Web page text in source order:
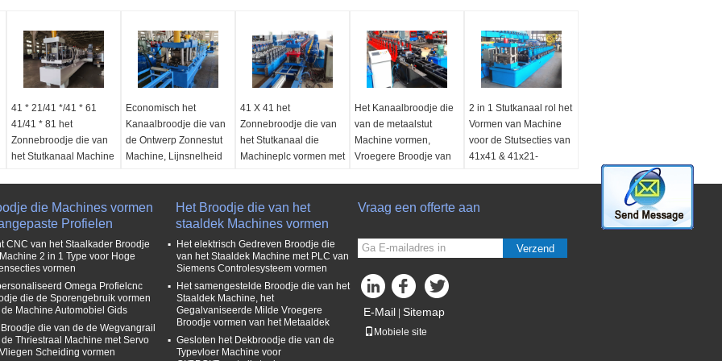
41 * 21/41 */41 * 61
41/41 * 81 het
Zonnebroodje die van
het Stutkanaal Machine
vormen
Machinetype:Wals het
vormen van machine
koud
Functie:Voor het
veroorzaken van 21mm
& 41mm stutkanalen
Automatisch PLC
controlesysteem
Economisch het
Kanaalbroodje die van
de Ontwerp Zonnestut
Machine, Lijnsnelheid
voor het veroorzaken
van zonnestutkanalen
Control System: PLC
besturing systeem
Drive System:
Elektrisch
kettingoverbrenging
Ponsensysteem:
hydraulisch
ponsensysteem
41 X 41 het
Zonnebroodje die van
het Stutkanaal die
Machineplc vormen met
Andere Naam:De
Steunkader Rollformer
van de
zonnepaneelstut
Gebruik:Gebruikt om
41 x41-stutkanalen te
veroorzaken
Control System:PLC
besturing systeem
aandrijving:
Het Kanaalbroodje die
van de metaalstut
Machine vormen,
Vroegere Broodje van
Andere Naam:Het
kanaal dat van de
staalstut machine
Gebruik: Veroorzakend
voor steunregelingen
Control System:
2 in 1 Stutkanaal rol het
Vormen van Machine
voor de Stutsecties van
41x41 & 41x21-
veroorzaken
Tweelingrijtype
die Machines vormen
Profielen
CNC van het Staalkader Broodje
2 in 1 Type voor Hoge
vormen
Omega Profielcnc
die de Sporengebruik vormen
Machine Automobiel Gids
Broodje die van de de Wegvangrail
Thriestraal Machine met Servo
Scheiding vormen
Het Broodje die van het
staaldek Machines vormen
Het elektrisch Gedreven Broodje die
van het Staaldek Machine met PLC van
Siemens Controlesysteem vormen
Het samengestelde Broodje die van het
Staaldek Machine, het
Gegalvaniseerde Milde Vroegere
Broodje vormen van het Metaaldek
Gesloten het Dekbroodje die van de
Typevloer Machine voor
Vraag een offerte aan
Verzend
E-Mail Sitemap
Mobiele site